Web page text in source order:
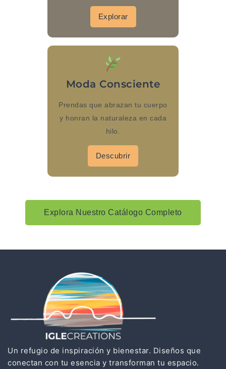
Explorar
Moda Consciente
Prendas que abrazan tu cuerpo
y honran la naturaleza en cada
hilo.
Descubrir
Explora Nuestro Catálogo Completo
Un refugio de inspiración y bienestar. Diseños que
conectan con tu esencia y transforman tu espacio.